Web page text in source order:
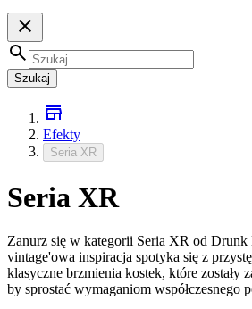
Szukaj
Efekty
Seria XR
Seria XR
Zanurz się w kategorii Seria XR od Drunk
vintage'owa inspiracja spotyka się z
klasyczne brzmienia kostek, które zostały
by sprostać wymaganiom współczesnego